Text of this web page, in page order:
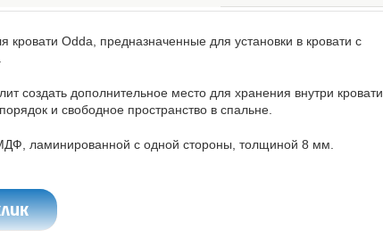
кровати Odda, предназначенные для установки в кровати с
создать дополнительное место для хранения внутри кровати,
и свободное пространство в спальне.
ламинированной с одной стороны, толщиной 8 мм.